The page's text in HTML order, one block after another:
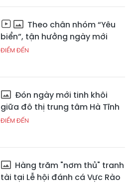
Theo chân nhóm “Yêu
biển”, tận hưởng ngày mới
ĐIỂM ĐẾN
Đón ngày mới tinh khôi
giữa đô thị trung tâm Hà Tĩnh
ĐIỂM ĐẾN
Hàng trăm "nơm thủ" tranh
tài tại Lễ hội đánh cá Vực Rào